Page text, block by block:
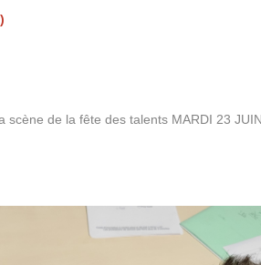
de la fête des talents MARDI 23